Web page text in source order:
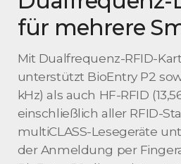
für mehrere
Mit Dualfrequenz-RFID-
unterstützt BioEntry P2
kHz) als auch HF-RFID
einschließlich aller RFID-
multiCLASS-Lesegeräte
der Anmeldung per